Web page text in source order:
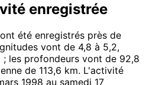
enregistrée
été enregistrés près de
vont de 4,8 à 5,2,
; les profondeurs vont de 92,8
de 113,6 km. L'activité
1998 au samedi 17